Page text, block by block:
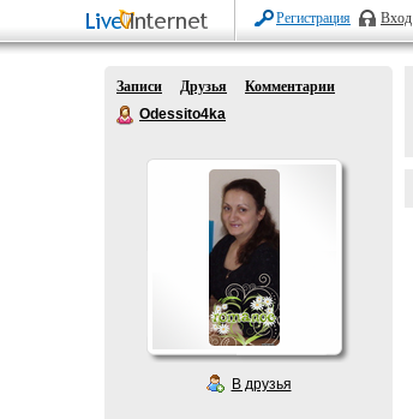
Регистрация Вход
Записи Друзья
Комментарии
Odessito4ka
В друзья